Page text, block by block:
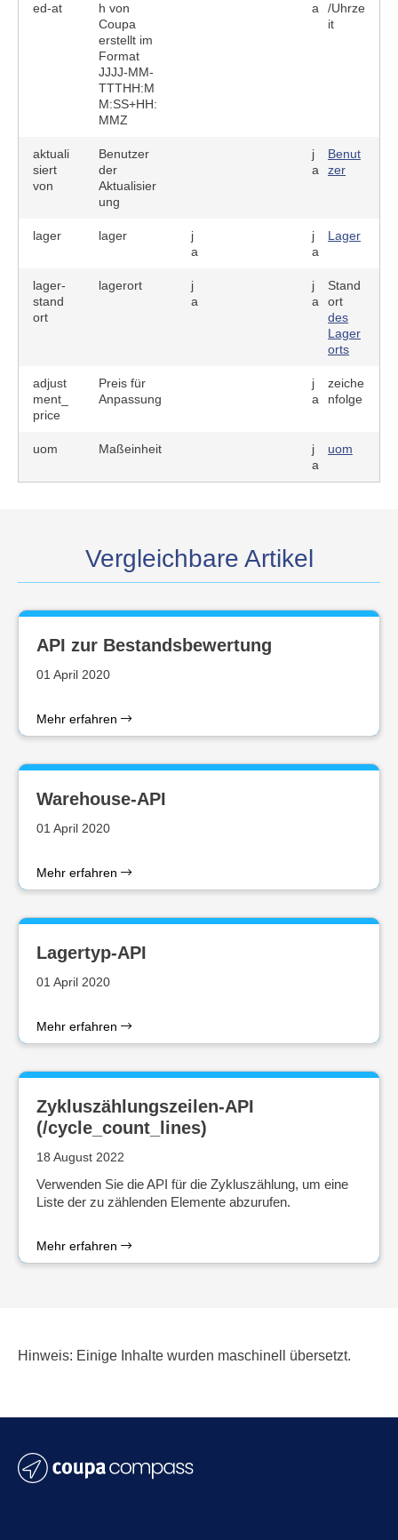
ed-at
h von
Coupa
erstellt im
Format
JJJJ-MM-
TTTHH:M
M:SS+HH:
MMZ
a
/Uhrze
it
aktuali
siert
von
Benutzer
der
Aktualisier
ung
j
a
Benut
zer
lager lager
j
a
j
a
Lager
lager-
stand
ort
lagerort
j
a
j
a
Stand
ort
des
Lager
orts
adjust
ment_
price
Preis für
Anpassung
j
a
zeiche
nfolge
uom Maßeinheit
j
a
uom
Vergleichbare Artikel
API zur Bestandsbewertung
01 April 2020
Mehr erfahren
Warehouse-API
01 April 2020
Mehr erfahren
Lagertyp-API
01 April 2020
Mehr erfahren
Zykluszählungszeilen-API
(/cycle_count_lines)
18 August 2022
Verwenden Sie die API für die Zykluszählung, um eine
Liste der zu zählenden Elemente abzurufen.
Mehr erfahren
Hinweis: Einige Inhalte wurden maschinell übersetzt.